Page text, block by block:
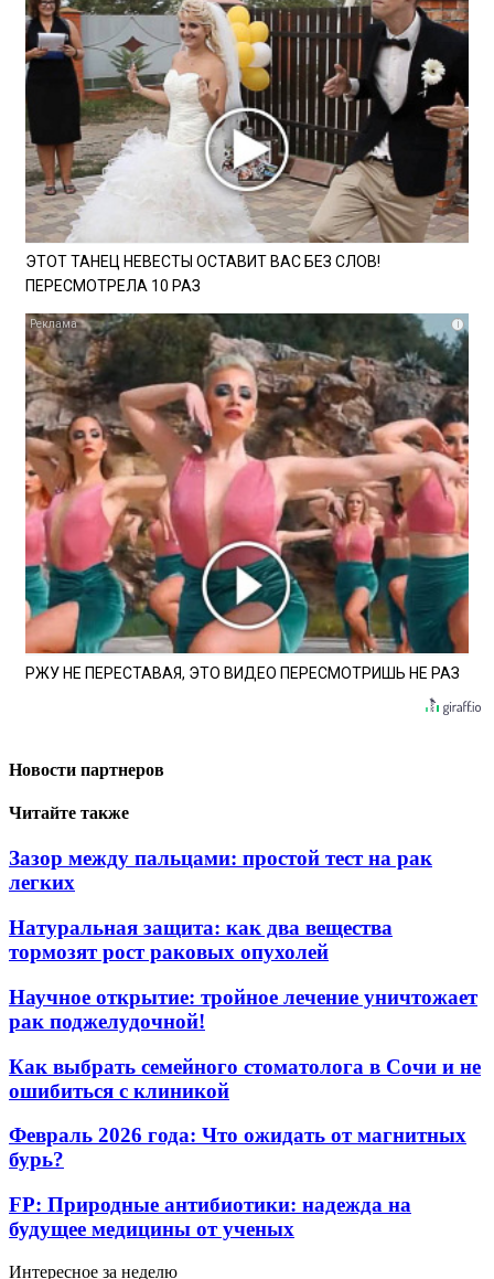
ЭТОТ ТАНЕЦ НЕВЕСТЫ ОСТАВИТ ВАС БЕЗ СЛОВ!
ПЕРЕСМОТРЕЛА 10 РАЗ
i
РЖУ НЕ ПЕРЕСТАВАЯ, ЭТО ВИДЕО ПЕРЕСМОТРИШЬ НЕ РАЗ
Новости партнеров
Читайте также
Зазор между пальцами: простой тест на рак
легких
Натуральная защита: как два вещества
тормозят рост раковых опухолей
Научное открытие: тройное лечение уничтожает
рак поджелудочной!
Как выбрать семейного стоматолога в Сочи и не
ошибиться с клиникой
Февраль 2026 года: Что ожидать от магнитных
бурь?
FP: Природные антибиотики: надежда на
будущее медицины от ученых
Интересное за неделю